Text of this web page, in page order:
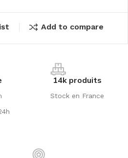
Add to compare
14k produits
Stock en France